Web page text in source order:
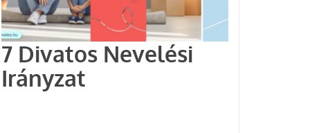
7 Divatos Nevelési
Irányzat